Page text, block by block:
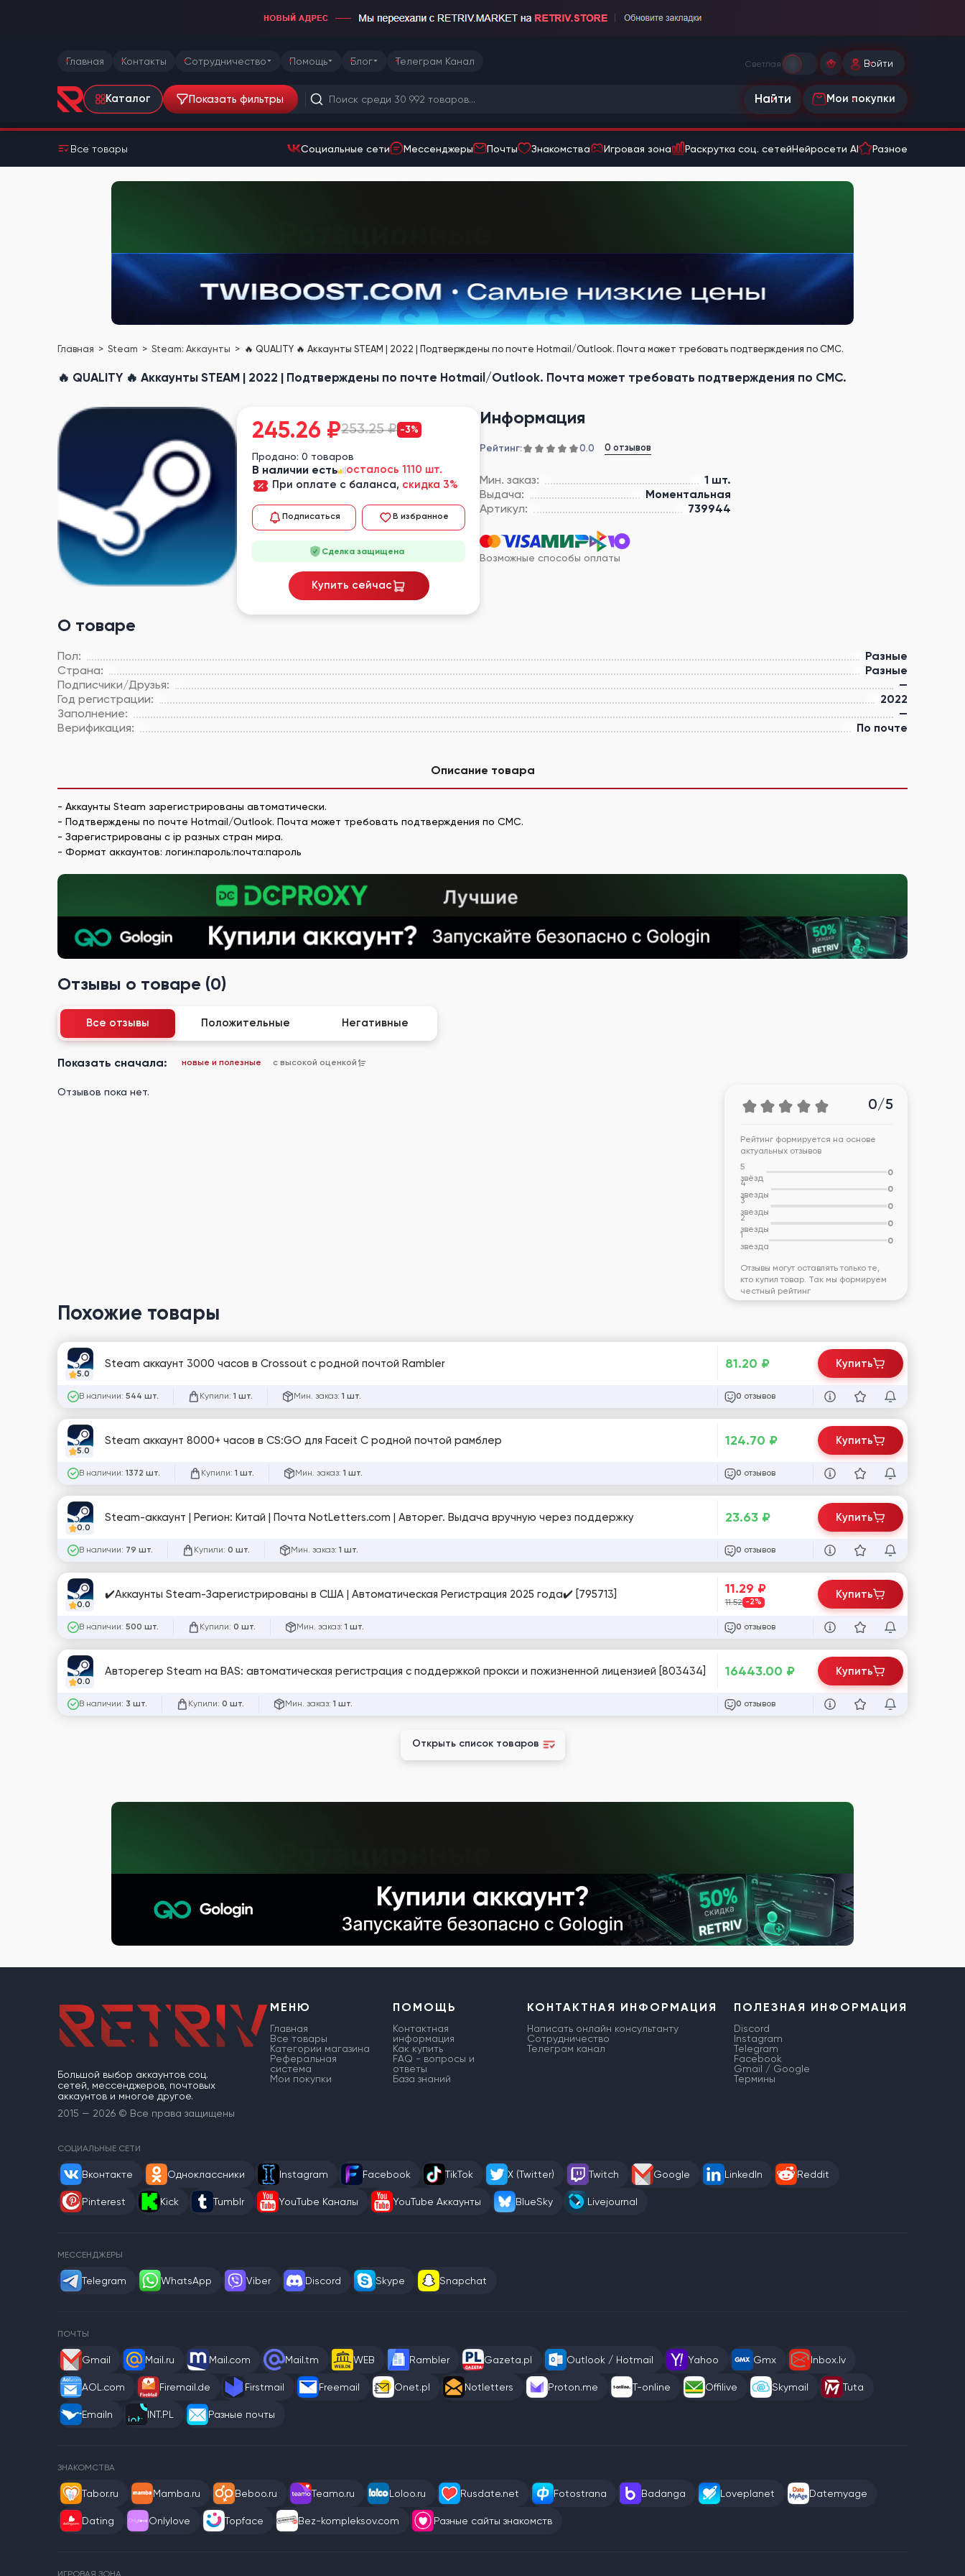
Главная Контакты Сотрудничество Помощь Блог Телеграм Канал Светлая Войти
Каталог Показать фильтры Найти Мои покупки
Все товары Социальные сети Мессенджеры Почты Знакомства Игровая зона Раскрутка соц. сетейНейросети AI Разное
Главная Steam Steam: Аккаунты 🔥 QUALITY 🔥 Аккаунты STEAM | 2022 | Подтверждены по почте Hotmail/Outlook. Почта может требовать подтверждения по СМС.
🔥 QUALITY 🔥 Аккаунты STEAM | 2022 | Подтверждены по почте Hotmail/Outlook. Почта может требовать подтверждения по СМС.
Информация
Рейтинг: 0.0 0 отзывов
Мин. заказ:
1 шт.
Выдача:
Моментальная
Артикул:
739944
Возможные способы оплаты
О товаре
Пол:
Разные
Страна:
Разные
Подписчики/Друзья:
—
Год регистрации:
2022
Заполнение:
—
Верификация:
По почте
245.26 ₽253.25 ₽ -3%
Продано: 0 товаров
В наличии есть
осталось 1110 шт.
При оплате с баланса, скидка 3%
Подписаться В избранное
Сделка защищена
Купить сейчас
Описание товара
- Аккаунты Steam зарегистрированы автоматически.
- Подтверждены по почте Hotmail/Outlook. Почта может требовать подтверждения по СМС.
- Зарегистрированы с ip разных стран мира.
- Формат аккаунтов: логин:пароль:почта:пароль
Отзывы о товаре (0)
Все отзывы Положительные Негативные
Показать сначала: новые и полезные с высокой оценкой
Отзывов пока нет.
0/5
Рейтинг формируется на основе
актуальных отзывов
5
звёзд
0
4
звезды
0
3
звезды
0
2
звезды
0
1
звезда
0
Отзывы могут оставлять только те,
кто купил товар. Так мы формируем
честный рейтинг
Похожие товары
5.0
Steam аккаунт 3000 часов в Crossout с родной почтой Rambler
В наличии: 544 шт. Купили: 1 шт. Мин. заказ: 1 шт.
81.20 ₽
0 отзывов
Купить
5.0
Steam аккаунт 8000+ часов в CS:GO для Faceit С родной почтой рамблер
В наличии: 1372 шт. Купили: 1 шт. Мин. заказ: 1 шт.
124.70 ₽
0 отзывов
Купить
0.0
Steam-аккаунт | Регион: Китай | Почта NotLetters.com | Авторег. Выдача вручную через поддержку
В наличии: 79 шт. Купили: 0 шт. Мин. заказ: 1 шт.
23.63 ₽
0 отзывов
Купить
0.0
✔️Аккаунты Steam-Зарегистрированы в США | Автоматическая Регистрация 2025 года✔️ [795713]
В наличии: 500 шт. Купили: 0 шт. Мин. заказ: 1 шт.
11.29 ₽
11.52 -2%
0 отзывов
Купить
0.0
Авторегер Steam на BAS: автоматическая регистрация с поддержкой прокси и пожизненной лицензией [803434]
В наличии: 3 шт. Купили: 0 шт. Мин. заказ: 1 шт.
16443.00 ₽
0 отзывов
Купить
Открыть список товаров
Большой выбор аккаунтов соц.
сетей, мессенджеров, почтовых
аккаунтов и многое другое.
2015 — 2026 © Все права защищены
МЕНЮ
Главная
Все товары
Категории магазина
Реферальная
система
Мои покупки
ПОМОЩЬ
Контактная
информация
Как купить
FAQ - вопросы и
ответы
База знаний
КОНТАКТНАЯ ИНФОРМАЦИЯ
Написать онлайн консультанту
Сотрудничество
Телеграм канал
ПОЛЕЗНАЯ ИНФОРМАЦИЯ
Discord
Instagram
Telegram
Facebook
Gmail / Google
Термины
СОЦИАЛЬНЫЕ СЕТИ
Вконтакте Одноклассники Instagram Facebook TikTok X (Twitter) Twitch Google LinkedIn Reddit
Pinterest Kick Tumblr YouTube Каналы YouTube Аккаунты BlueSky Livejournal
МЕССЕНДЖЕРЫ
Telegram WhatsApp Viber Discord Skype Snapchat
ПОЧТЫ
Gmail Mail.ru Mail.com Mail.tm WEB Rambler Gazeta.pl Outlook / Hotmail Yahoo Gmx Inbox.lv
AOL.com Firemail.de Firstmail Freemail Onet.pl Notletters Proton.me T-online Offilive Skymail Tuta
Emailn INT.PL Разные почты
ЗНАКОМСТВА
Tabor.ru Mamba.ru Beboo.ru Teamo.ru Loloo.ru Rusdate.net Fotostrana Badanga Loveplanet Datemyage
Dating Onlylove Topface Bez-kompleksov.com Разные сайты знакомств